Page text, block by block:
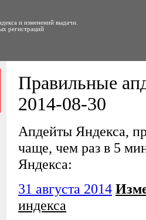
и изменений выдачи.
регистраций
Правильные
2014-08-30
Апдейты Яндекса,
чаще, чем раз в 5
Яндекса:
31 августа 2014
индекса